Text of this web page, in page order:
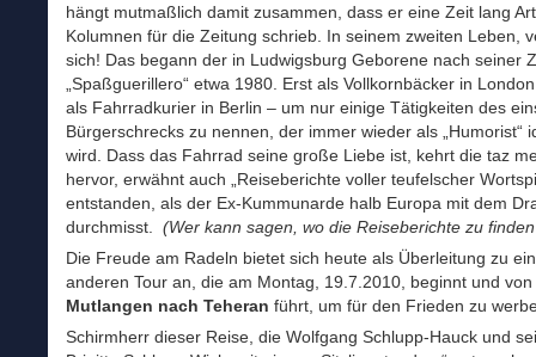
hängt mutmaßlich damit zusammen, dass er eine Zeit lang
Kolumnen für die Zeitung schrieb. In seinem zweiten Leben,
sich! Das begann der in Ludwigsburg Geborene nach seiner
„Spaßguerillero“ etwa 1980. Erst als Vollkornbäcker in
als Fahrradkurier in Berlin – um nur einige Tätigkeiten des
Bürgerschrecks zu nennen, der immer wieder als „Humorist“
wird. Dass das Fahrrad seine große Liebe ist, kehrt die taz
hervor, erwähnt auch „Reiseberichte voller teufelscher
entstanden, als der Ex-Kummunarde halb Europa mit dem
durchmisst. (Wer kann sagen, wo die Reiseberichte zu
Die Freude am Radeln bietet sich heute als Überleitung zu
anderen Tour an, die am Montag, 19.7.2010, beginnt und von
Mutlangen nach Teheran führt, um für den Frieden zu
Schirmherr dieser Reise, die Wolfgang Schlupp-Hauck und